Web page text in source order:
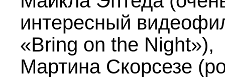
интересный
«Bring on the Night»),
Maртина Скорсезе